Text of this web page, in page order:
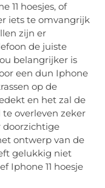
11 hoesjes, of
iets te omvangrijk
zijn er
de juiste
belangrijker is
een dun Iphone
op de
en het zal de
overleven zeker
doorzichtige
ontwerp van de
gelukkig niet
Iphone 11 hoesje